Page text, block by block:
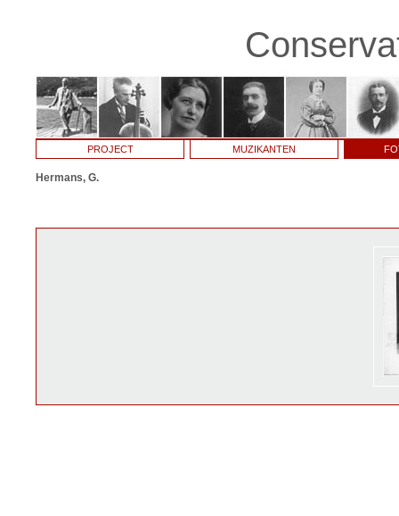
PROJECT MUZIKANTEN
Hermans, G.